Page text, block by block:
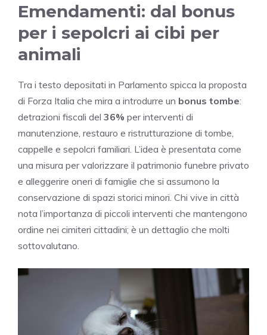
Emendamenti: dal bonus
per i sepolcri ai cibi per
animali
Tra i testo depositati in Parlamento spicca la proposta
di Forza Italia che mira a introdurre un bonus tombe:
detrazioni fiscali del 36% per interventi di
manutenzione, restauro e ristrutturazione di tombe,
cappelle e sepolcri familiari. L’idea è presentata come
una misura per valorizzare il patrimonio funebre privato
e alleggerire oneri di famiglie che si assumono la
conservazione di spazi storici minori. Chi vive in città
nota l’importanza di piccoli interventi che mantengono
ordine nei cimiteri cittadini; è un dettaglio che molti
sottovalutano.